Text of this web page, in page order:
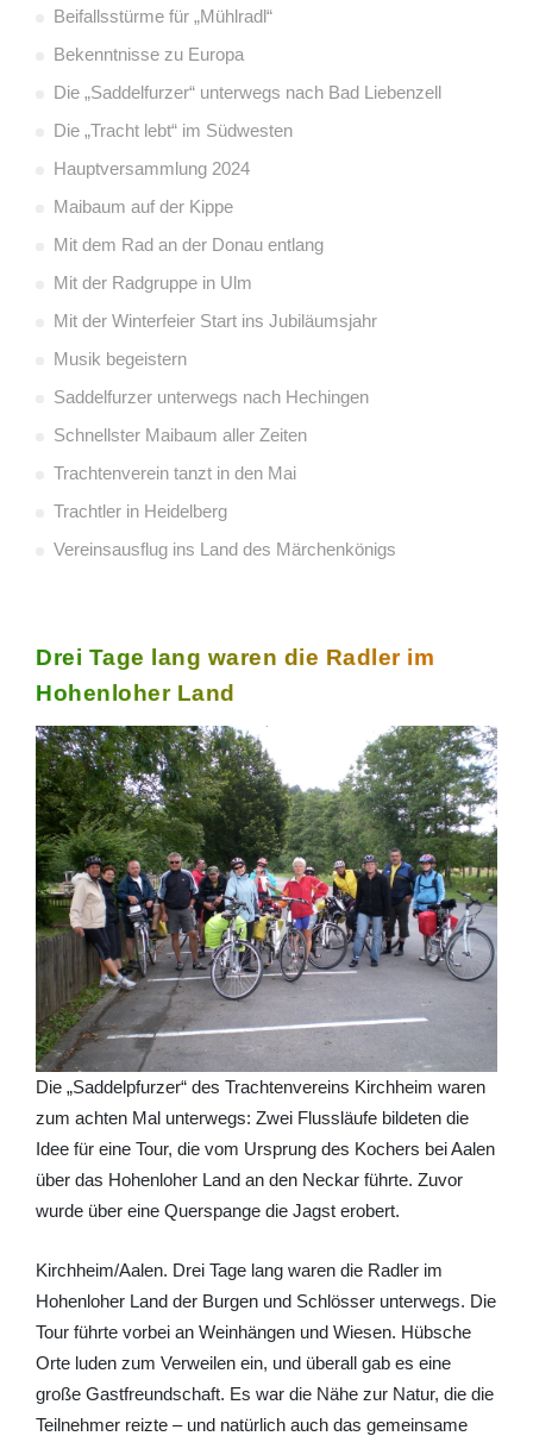
Beifallsstürme für „Mühlradl“
Bekenntnisse zu Europa
Die „Saddelfurzer“ unterwegs nach Bad Liebenzell
Die „Tracht lebt“ im Südwesten
Hauptversammlung 2024
Maibaum auf der Kippe
Mit dem Rad an der Donau entlang
Mit der Radgruppe in Ulm
Mit der Winterfeier Start ins Jubiläumsjahr
Musik begeistern
Saddelfurzer unterwegs nach Hechingen
Schnellster Maibaum aller Zeiten
Trachtenverein tanzt in den Mai
Trachtler in Heidelberg
Vereinsausflug ins Land des Märchenkönigs
Drei Tage lang waren die Radler im
Hohenloher Land
Die „Saddelpfurzer“ des Trachtenvereins Kirchheim waren
zum achten Mal unterwegs: Zwei Flussläufe bildeten die
Idee für eine Tour, die vom Ursprung des Kochers bei Aalen
über das Hohenloher Land an den Neckar führte. Zuvor
wurde über eine Querspange die Jagst erobert.
Kirchheim/Aalen. Drei Tage lang waren die Radler im
Hohenloher Land der Burgen und Schlösser unterwegs. Die
Tour führte vorbei an Weinhängen und Wiesen. Hübsche
Orte luden zum Verweilen ein, und überall gab es eine
große Gastfreundschaft. Es war die Nähe zur Natur, die die
Teilnehmer reizte – und natürlich auch das gemeinsame